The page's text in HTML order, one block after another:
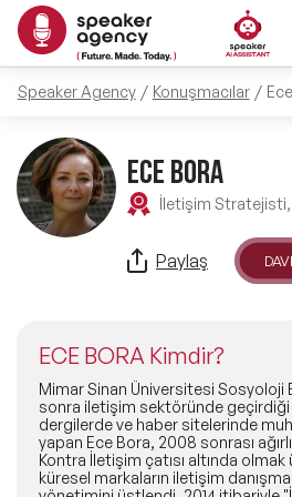
KONUŞMACILAR
Yerel Konuşmacılar
Global Konuşmacılar
Exclusive Konuşmacılar
Tüm Konuşmacılar
KONULAR
Öne Çıkan Konular
Ünlü Konuşmacılar
İlham Veren Konuşmacılar
İlham Veren Kadın
ÇÖZÜMLER
Master Class Workshop
Akış Sunumu &
HAKKIMIZDA
Biz Kimiz?
BLOG
Speaker Agency Konuşmacılar
ECE BORA
İletişim Stratejisti,
Paylaş
ECE BORA Kimdir?
Mimar Sinan Üniversitesi
sonra iletişim sektöründe geçirdiği
dergilerde ve haber sitelerinde
yapan Ece Bora, 2008 sonrası
Kontra İletişim çatısı altında
küresel markaların iletişim